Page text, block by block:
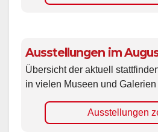
Ausstellungen im
Übersicht der aktuell
in vielen Museen und
Ausstellungen